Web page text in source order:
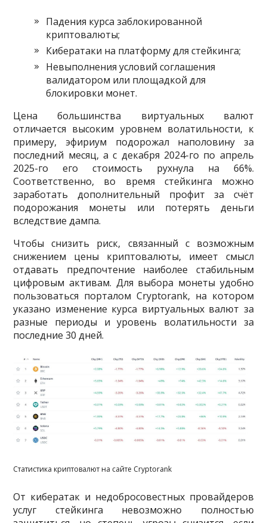
Падения курса заблокированной
криптовалюты;
Кибератаки на платформу для стейкинга;
Невыполнения условий соглашения
валидатором или площадкой для
блокировки монет.
Цена большинства виртуальных валют
отличается высоким уровнем волатильности, к
примеру, эфириум подорожал наполовину за
последний месяц, а с декабря 2024-го по апрель
2025-го его стоимость рухнула на 66%.
Соответственно, во время стейкинга можно
заработать дополнительный профит за счёт
подорожания монеты или потерять деньги
вследствие дампа.
Чтобы снизить риск, связанный с возможным
снижением цены криптовалюты, имеет смысл
отдавать предпочтение наиболее стабильным
цифровым активам. Для выбора монеты удобно
пользоваться порталом Cryptorank, на котором
указано изменение курса виртуальных валют за
разные периоды и уровень волатильности за
последние 30 дней.
Статистика криптовалют на сайте Cryptorank
От кибератак и недобросовестных провайдеров
услуг стейкинга невозможно полностью